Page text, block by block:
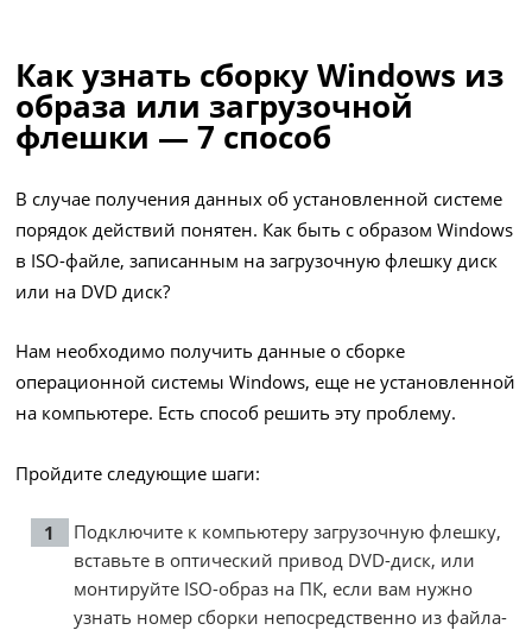
Как узнать сборку Windows из
образа или загрузочной
флешки — 7 способ
В случае получения данных об установленной системе
порядок действий понятен. Как быть с образом Windows
в ISO-файле, записанным на загрузочную флешку диск
или на DVD диск?
Нам необходимо получить данные о сборке
операционной системы Windows, еще не установленной
на компьютере. Есть способ решить эту проблему.
Пройдите следующие шаги:
Подключите к компьютеру загрузочную флешку,
вставьте в оптический привод DVD-диск, или
монтируйте ISO-образ на ПК, если вам нужно
узнать номер сборки непосредственно из файла-